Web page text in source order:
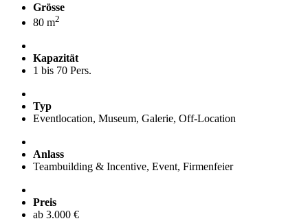
Grösse
80 m2
Kapazität
1 bis 70 Pers.
Typ
Eventlocation, Museum, Galerie, Off-Location
Anlass
Teambuilding & Incentive, Event, Firmenfeier
Preis
ab 3.000 €